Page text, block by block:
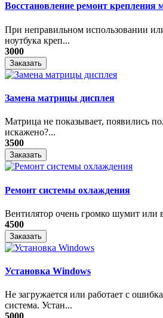
Восстановление ремонт крепления
При неправильном использовании
ноутбука креп...
3000
Заказать
Замена матрицы дисплея
Матрица не показывает, появились
искажено?...
3500
Заказать
Ремонт системы охлаждения
Вентилятор очень громко шумит или
4500
Заказать
Установка Windows
Не загружается или работает с
система. Устан...